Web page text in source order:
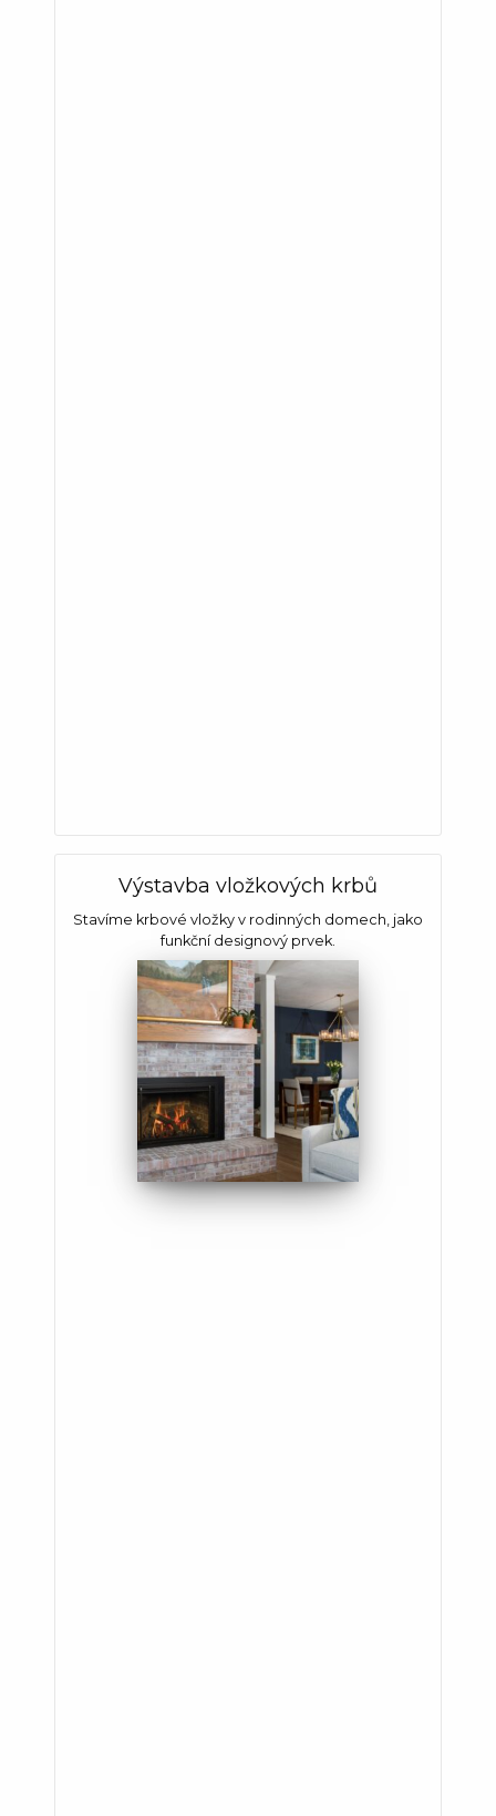
Výstavba vložkových krbů
Stavíme krbové vložky v rodinných domech, jako
funkční designový prvek.